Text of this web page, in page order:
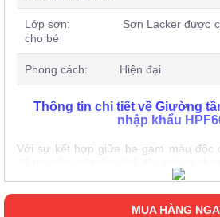
Lớp sơn: Sơn Lacker được
cho bé
Phong cách: Hiện đại
Thông tin chi tiết về Giường
nhập khẩu
Với sự kết hợp giữa ba gam màu độc
theo đó là họa tiết cùng các đường
thành giường và nhất là phần logo
sang trọng hơn rất nhiều.MUA HÀNG